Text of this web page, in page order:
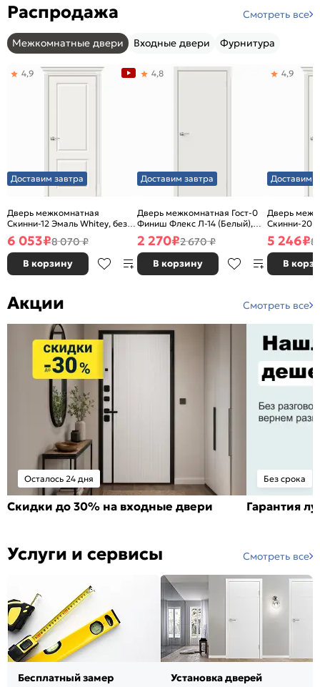
Распродажа Смотреть все
Межкомнатные двери Входные двери Фурнитура
Доставим завтра
Дверь межкомнатная
Скинни-12 Эмаль Whitey, без
декора, глухая, без стекла,
без кромки, скиновая
4,9
6 053₽8 070 ₽
В корзину
Доставим завтра
Дверь межкомнатная Гост-0
Финиш Флекс Л-14 (Белый),
глухая, каркасно-щитовая
4,8
2 270₽2 670 ₽
В корзину
Доставим
Дверь
Скинни-20
декора,
без кромки,
4,9
5 246₽8
В
Акции Смотреть все
Осталось 24 дня
Скидки до 30% на входные двери
Без срока
Гарантия
Услуги и сервисы Смотреть все
Бесплатный замер Установка дверей